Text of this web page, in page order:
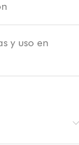
y uso en